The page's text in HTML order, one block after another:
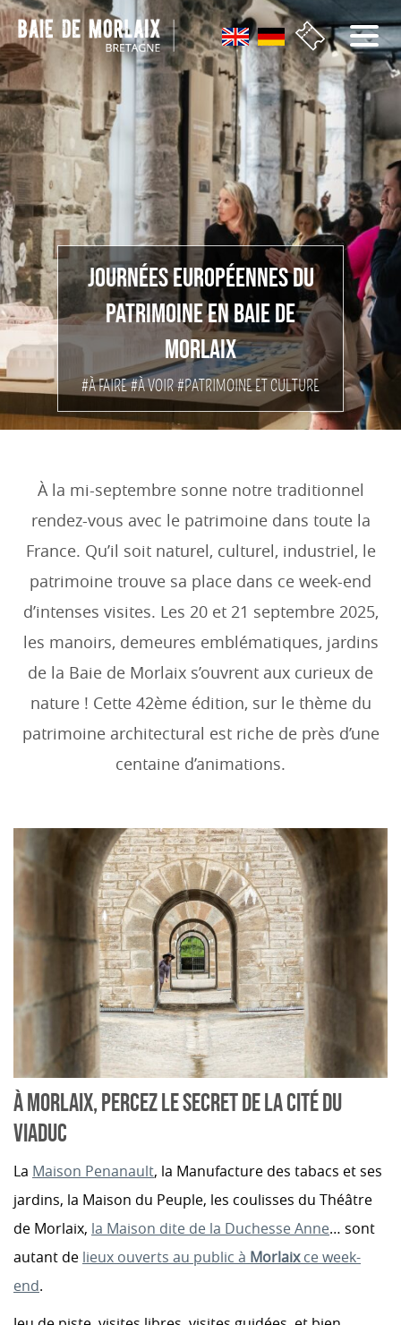
Aller au menu
Aller au contenu
Aller à la recherche
Aller au bas de page
JOURNÉES EUROPÉENNES DU
PATRIMOINE EN BAIE DE
MORLAIX
#À FAIRE#À VOIR#PATRIMOINE ET CULTURE
À la mi-septembre sonne notre traditionnel
rendez-vous avec le patrimoine dans toute la
France. Qu’il soit naturel, culturel, industriel, le
patrimoine trouve sa place dans ce week-end
d’intenses visites. Les 20 et 21 septembre 2025,
les manoirs, demeures emblématiques, jardins
de la Baie de Morlaix s’ouvrent aux curieux de
nature ! Cette 42ème édition, sur le thème du
patrimoine architectural est riche de près d’une
centaine d’animations.
À MORLAIX, PERCEZ LE SECRET DE LA CITÉ DU
VIADUC
La Maison Penanault, la Manufacture des tabacs et ses
jardins, la Maison du Peuple, les coulisses du Théâtre
de Morlaix, la Maison dite de la Duchesse Anne… sont
autant de lieux ouverts au public à Morlaixce week-
end.